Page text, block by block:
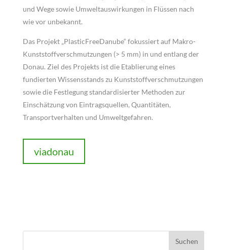
und Wege sowie Umweltauswirkungen in Flüssen nach
wie vor unbekannt.
Das Projekt „PlasticFreeDanube“ fokussiert auf Makro-
Kunststoffverschmutzungen (> 5 mm) in und entlang der
Donau. Ziel des Projekts ist die Etablierung eines
fundierten Wissensstands zu Kunststoffverschmutzungen
sowie die Festlegung standardisierter Methoden zur
Einschätzung von Eintragsquellen, Quantitäten,
Transportverhalten und Umweltgefahren.
viadonau